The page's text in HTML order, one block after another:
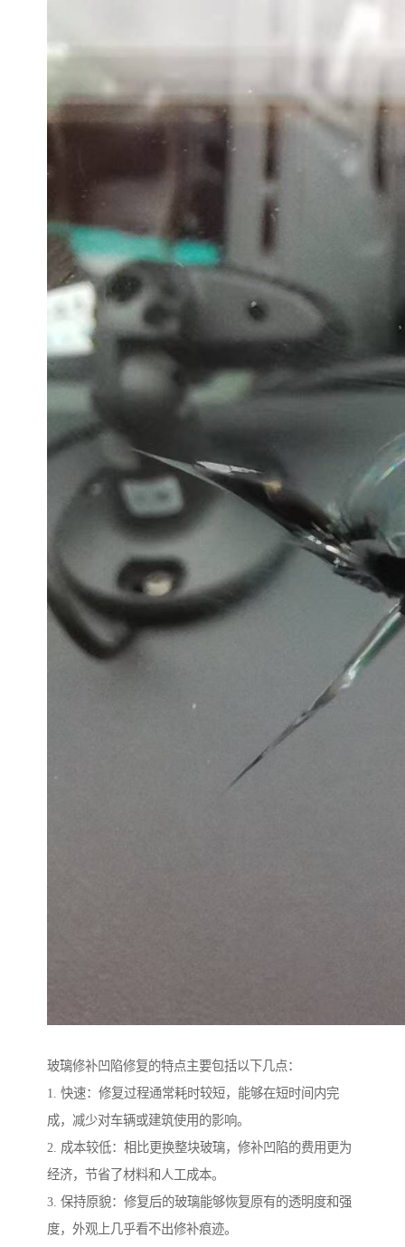
玻璃修补凹陷修复的特点主要包括以下几点：
1. 快速：修复过程通常耗时较短，能够在短时间内完
成，减少对车辆或建筑使用的影响。
2. 成本较低：相比更换整块玻璃，修补凹陷的费用更为
经济，节省了材料和人工成本。
3. 保持原貌：修复后的玻璃能够恢复原有的透明度和强
度，外观上几乎看不出修补痕迹。